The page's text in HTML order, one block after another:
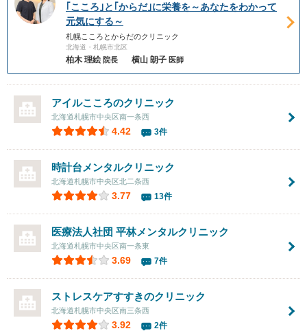
｢こころ｣と｢からだ｣に栄養を～あなたをわかって
元気にする～
札幌こころとからだのクリニック
北海道・札幌市北区
柏木 理絵 院長 横山 朗子 医師
アイルこころのクリニック
北海道札幌市中央区南一条西
4.42 3件
時計台メンタルクリニック
北海道札幌市中央区北二条西
3.77 13件
医療法人社団 平林メンタルクリニック
北海道札幌市中央区南一条東
3.69 7件
ストレスケアすすきのクリニック
北海道札幌市中央区南三条西
3.92 2件